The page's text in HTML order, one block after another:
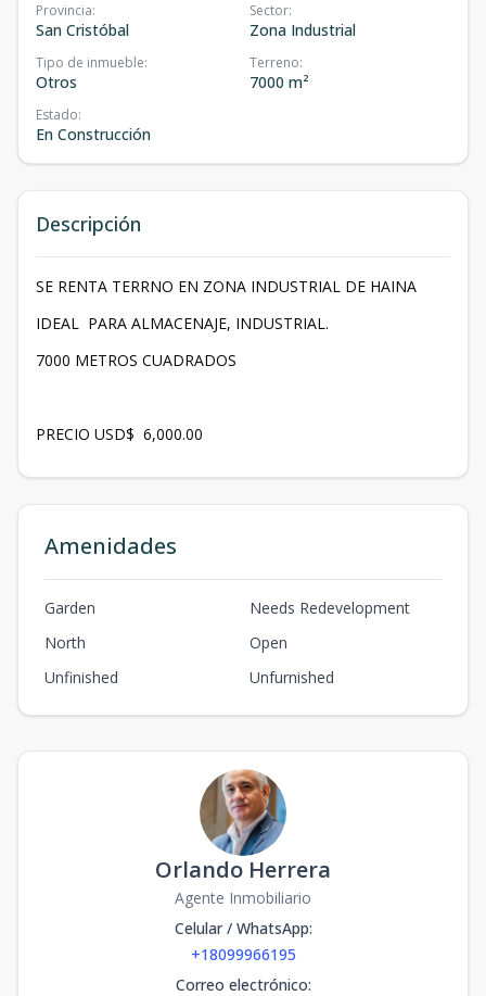
Provincia:
San Cristóbal
Sector:
Zona Industrial
Tipo de inmueble:
Otros
Terreno:
7000 m²
Estado:
En Construcción
Descripción
SE RENTA TERRNO EN ZONA INDUSTRIAL DE HAINA
IDEAL PARA ALMACENAJE, INDUSTRIAL.
7000 METROS CUADRADOS
PRECIO USD$ 6,000.00
Amenidades
Garden
Needs Redevelopment
North
Open
Unfinished
Unfurnished
Orlando Herrera
Agente Inmobiliario
Celular / WhatsApp:
+18099966195
Correo electrónico: